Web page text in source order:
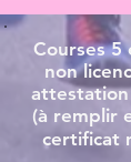
Courses
non
(à remplir
certificat